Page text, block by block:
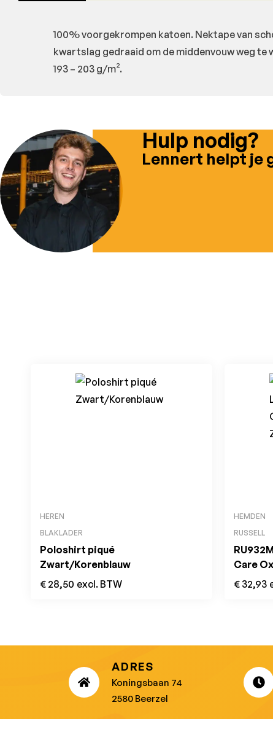
100% voorgekrompen katoen. Nektape van
kwartslag gedraaid om de middenvouw weg te
193 – 203 g/m².
Hulp nodig?
Lennert helpt je
HEREN
BLAKLADER
Poloshirt piqué
Zwart/Korenblauw
€ 28,50 excl. BTW
HEMDEN
RUSSELL
Care
€ 32,93
ADRES
Koningsbaan 74
2580 Beerzel